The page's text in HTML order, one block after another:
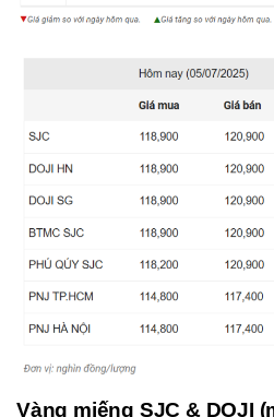
Vàng miếng SJC & DOJI